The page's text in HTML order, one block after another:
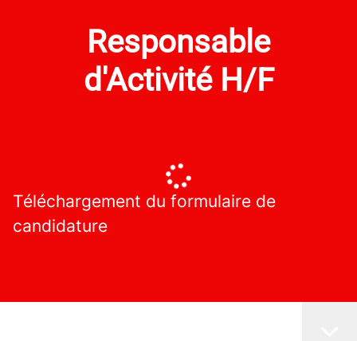
Responsable
d'Activité H/F
Téléchargement du formulaire de
candidature